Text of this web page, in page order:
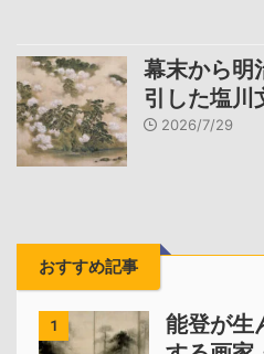
幕末から明
引した塩川
2026/7/29
おすすめ記事
1
能登が生